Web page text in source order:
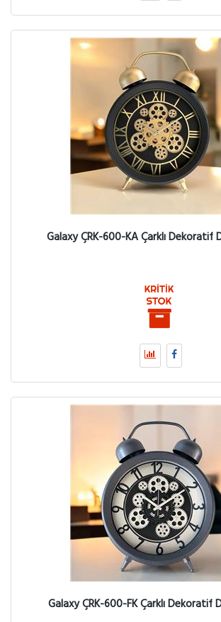
Galaxy ÇRK-600-KA Çarklı Dekoratif
Galaxy ÇRK-600-FK Çarklı Dekoratif